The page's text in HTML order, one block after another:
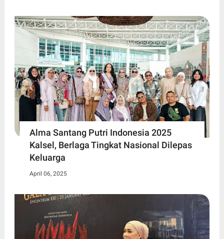
Alma Santang Putri Indonesia 2025
Kalsel, Berlaga Tingkat Nasional Dilepas
Keluarga
April 06, 2025